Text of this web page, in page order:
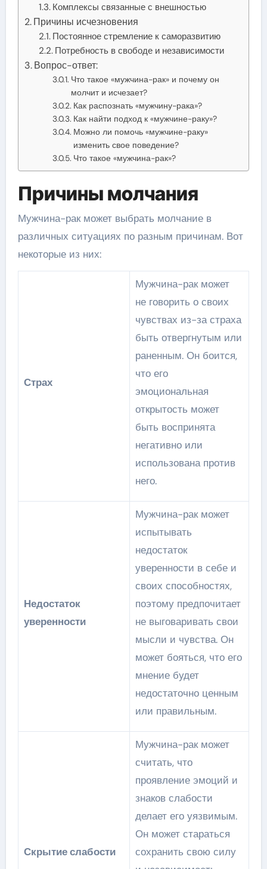
Комплексы связанные с внешностью
Причины исчезновения
Постоянное стремление к саморазвитию
Потребность в свободе и независимости
Вопрос-ответ:
Что такое «мужчина-рак» и почему он
молчит и исчезает?
Как распознать «мужчину-рака»?
Как найти подход к «мужчине-раку»?
Можно ли помочь «мужчине-раку»
изменить свое поведение?
Что такое «мужчина-рак»?
Причины молчания
Мужчина-рак может выбрать молчание в
различных ситуациях по разным причинам. Вот
некоторые из них:
Страх
Мужчина-рак может
не говорить о своих
чувствах из-за страха
быть отвергнутым или
раненным. Он боится,
что его
эмоциональная
открытость может
быть воспринята
негативно или
использована против
него.
Недостаток
уверенности
Мужчина-рак может
испытывать
недостаток
уверенности в себе и
своих способностях,
поэтому предпочитает
не выговаривать свои
мысли и чувства. Он
может бояться, что его
мнение будет
недостаточно ценным
или правильным.
Скрытие слабости
Мужчина-рак может
считать, что
проявление эмоций и
знаков слабости
делает его уязвимым.
Он может стараться
сохранить свою силу